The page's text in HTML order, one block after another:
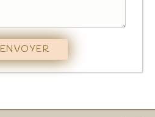
ENVOYER